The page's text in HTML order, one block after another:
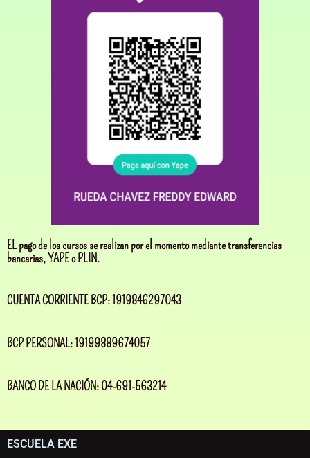
EL pago de los cursos se realizan por el momento mediante transferencias
bancarias, YAPE o PLIN.
CUENTA CORRIENTE BCP: 1919846297043
BCP PERSONAL: 19199889674057
BANCO DE LA NACIÓN: 04-691-563214
ESCUELA EXE